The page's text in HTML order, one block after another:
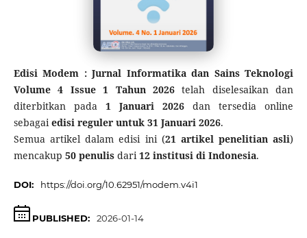
Edisi Modem : Jurnal Informatika dan Sains Teknologi
Volume 4 Issue 1 Tahun 2026telah diselesaikan dan
diterbitkan pada 1 Januari 2026dan tersedia online
sebagaiedisi reguler untuk 31 Januari 2026.
Semua artikel dalam edisi ini (21 artikel penelitian asli)
mencakup 50 penulisdari12 institusi di Indonesia.
DOI: https://doi.org/10.62951/modem.v4i1
PUBLISHED: 2026-01-14